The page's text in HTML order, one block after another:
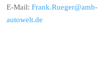
E-Mail: Frank.Rueger@amb-
autowelt.de